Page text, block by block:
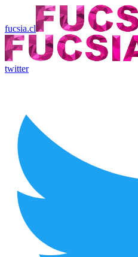
fucsia.cl
twitter